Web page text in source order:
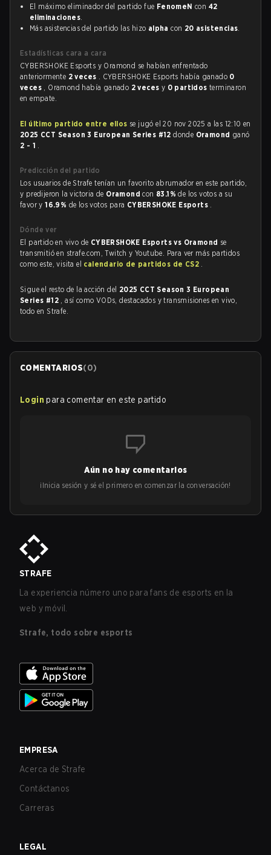
El máximo eliminador del partido fue FenomeN con 42
eliminaciones.
Más asistencias del partido las hizo alpha con 20 asistencias.
Estadísticas cara a cara
CYBERSHOKE Esports y Oramond se habían enfrentado
anteriormente 2 veces . CYBERSHOKE Esports había ganado 0
veces , Oramond había ganado 2 veces y 0 partidosterminaron
en empate.
El último partido entre ellos se jugó el 20 nov 2025 a las 12:10 en
2025 CCT Season 3 European Series #12donde Oramond ganó
2 - 1 .
Predicción del partido
Los usuarios de Strafe tenían un favorito abrumador en este partido,
y predijeron la victoria de Oramondcon 83.1%de los votos a su
favor y16.9% de los votos para CYBERSHOKE Esports .
Dónde ver
El partido en vivo de CYBERSHOKE Esports vs Oramond se
transmitió en strafe.com, Twitch y Youtube. Para ver más partidos
como este, visita el calendario de partidos de CS2 .
Sigue el resto de la acción del 2025 CCT Season 3 European
Series #12 , así como VODs, destacados y transmisiones en vivo,
todo en Strafe.
COMENTARIOS(0)
Login para comentar en este partido
Aún no hay comentarios
¡Inicia sesión y sé el primero en comenzar la conversación!
STRAFE
La experiencia número uno para fans de esports en la
web y móvil.
Strafe, todo sobre esports
EMPRESA
Acerca de Strafe
Contáctanos
Carreras
LEGAL